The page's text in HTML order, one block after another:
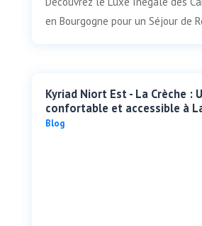
en Bourgogne pour un Séjour de
Kyriad Niort Est - La Crèche :
confortable et accessible à
Blog